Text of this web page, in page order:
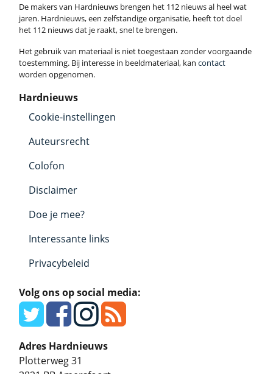
De makers van Hardnieuws brengen het 112 nieuws al heel wat
jaren. Hardnieuws, een zelfstandige organisatie, heeft tot doel
het 112 nieuws dat je raakt, snel te brengen.
Het gebruik van materiaal is niet toegestaan zonder voorgaande
toestemming. Bij interesse in beeldmateriaal, kan contact
worden opgenomen.
Hardnieuws
Cookie-instellingen
Auteursrecht
Colofon
Disclaimer
Doe je mee?
Interessante links
Privacybeleid
Volg ons op social media:
Adres Hardnieuws
Plotterweg 31